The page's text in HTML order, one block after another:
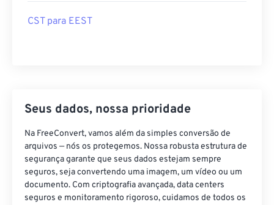
CST para EEST
Seus dados, nossa prioridade
Na FreeConvert, vamos além da simples conversão de
arquivos — nós os protegemos. Nossa robusta estrutura de
segurança garante que seus dados estejam sempre
seguros, seja convertendo uma imagem, um vídeo ou um
documento. Com criptografia avançada, data centers
seguros e monitoramento rigoroso, cuidamos de todos os